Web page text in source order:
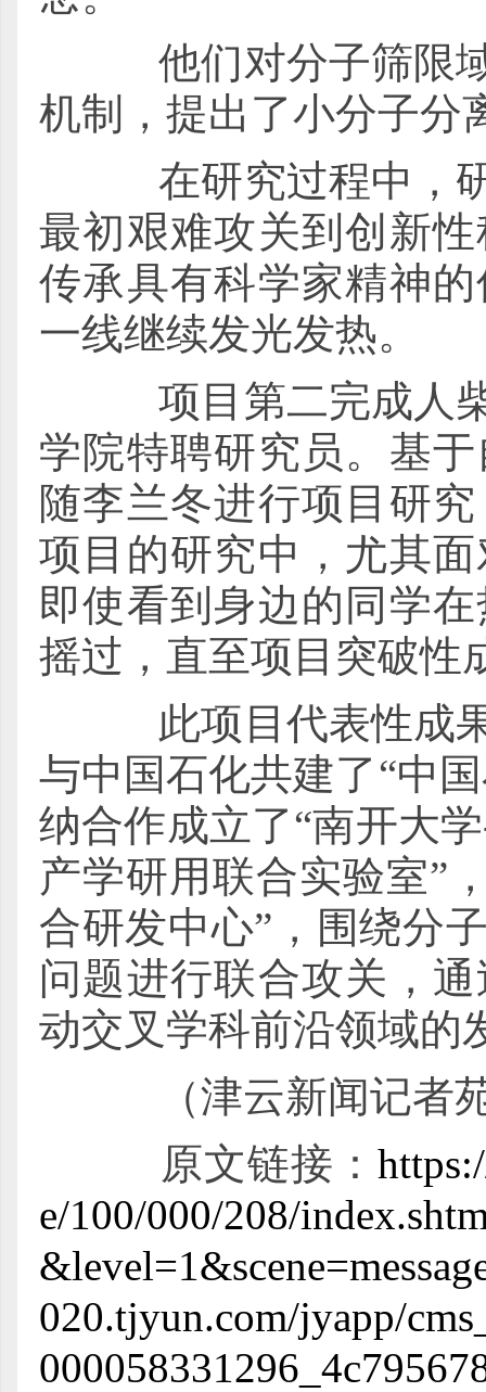
他们对分子筛限域
机制，提出了小分子分
在研究过程中，研
最初艰难攻关到创新
传承具有科学家精神
一线继续发光发热。
项目第二完成人柴
学院特聘研究员。基
随李兰冬进行项目研
项目的研究中，尤其
即使看到身边的同学
摇过，直至项目突破性
此项目代表性成果
与中国石化共建了“中
纳合作成立了“南开大
产学研用联合实验室”
合研发中心”，围绕分
问题进行联合攻关，
动交叉学科前沿领域的
（津云新闻记者
原文链接：
e/100/000/208/
020.tjyun.com/jyapp/